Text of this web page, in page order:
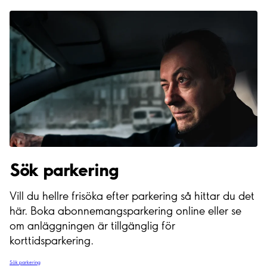
Sök parkering
Vill du hellre frisöka efter parkering så hittar du det
här. Boka abonnemangsparkering online eller se
om anläggningen är tillgänglig för
korttidsparkering.
Sök parkering